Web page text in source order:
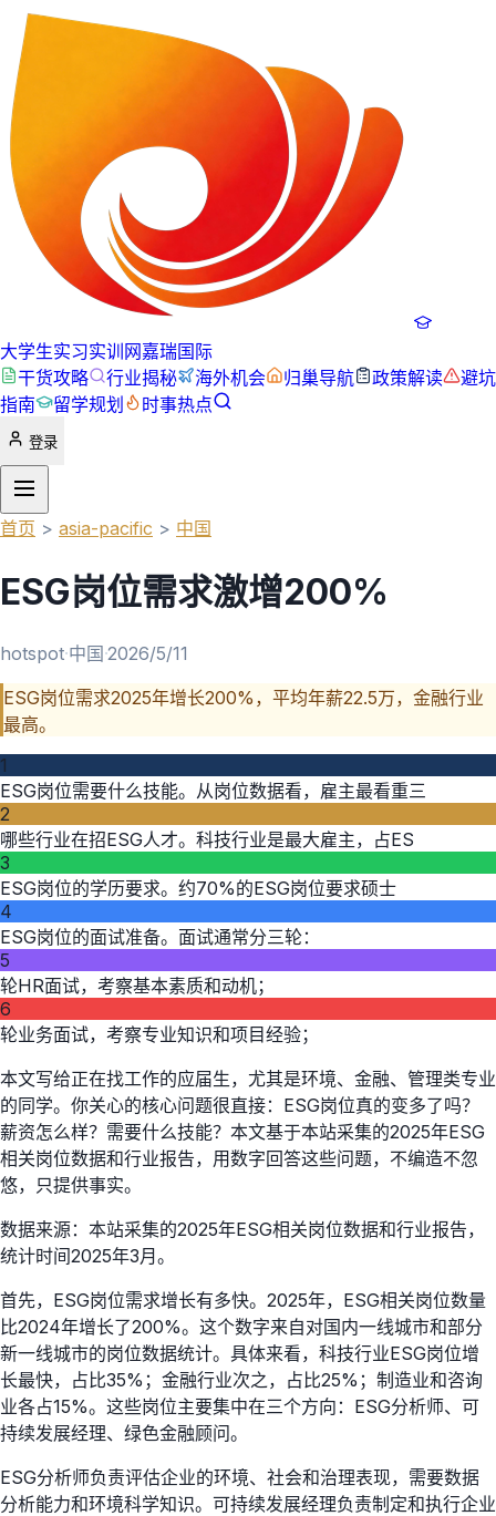
大学生实习实训网嘉瑞国际
干货攻略
行业揭秘 海外机会 归巢导航 政策解读
避坑
指南
留学规划 时事热点
登录
首页 > asia-pacific > 中国
ESG岗位需求激增200%
hotspot·中国·2026/5/11
ESG岗位需求2025年增长200%，平均年薪22.5万，金融行业
最高。
1
ESG岗位需要什么技能。从岗位数据看，雇主最看重三
2
哪些行业在招ESG人才。科技行业是最大雇主，占ES
3
ESG岗位的学历要求。约70%的ESG岗位要求硕士
4
ESG岗位的面试准备。面试通常分三轮：
5
轮HR面试，考察基本素质和动机；
6
轮业务面试，考察专业知识和项目经验；
本文写给正在找工作的应届生，尤其是环境、金融、管理类专业
的同学。你关心的核心问题很直接：ESG岗位真的变多了吗？
薪资怎么样？需要什么技能？本文基于本站采集的2025年ESG
相关岗位数据和行业报告，用数字回答这些问题，不编造不忽
悠，只提供事实。
数据来源：本站采集的2025年ESG相关岗位数据和行业报告，
统计时间2025年3月。
首先，ESG岗位需求增长有多快。2025年，ESG相关岗位数量
比2024年增长了200%。这个数字来自对国内一线城市和部分
新一线城市的岗位数据统计。具体来看，科技行业ESG岗位增
长最快，占比35%；金融行业次之，占比25%；制造业和咨询
业各占15%。这些岗位主要集中在三个方向：ESG分析师、可
持续发展经理、绿色金融顾问。
ESG分析师负责评估企业的环境、社会和治理表现，需要数据
分析能力和环境科学知识。可持续发展经理负责制定和执行企业